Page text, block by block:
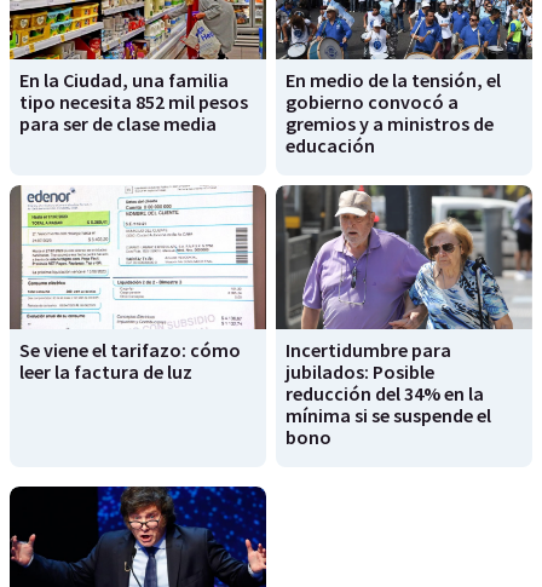
En la Ciudad, una familia
tipo necesita 852 mil pesos
para ser de clase media
En medio de la tensión, el
gobierno convocó a
gremios y a ministros de
educación
Se viene el tarifazo: cómo
leer la factura de luz
Incertidumbre para
jubilados: Posible
reducción del 34% en la
mínima si se suspende el
bono